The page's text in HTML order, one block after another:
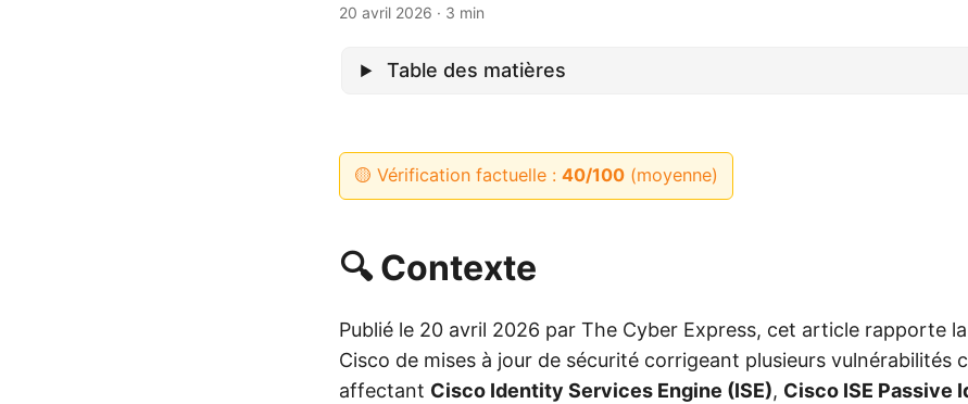
20 avril 2026 · 3 min
Table des matières
🟡 Vérification factuelle : 40/100(moyenne)
🔍 Contexte
Publié le 20 avril 2026 par The Cyber Express, cet article rapporte
Cisco de mises à jour de sécurité corrigeant plusieurs vulnérabilités
affectant Cisco Identity Services Engine (ISE), Cisco ISE Passive